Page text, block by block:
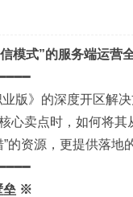
模式”的服务端运营
版》的深度开区解
心卖点时，如何将其
的资源，更提供落地
垒 ※